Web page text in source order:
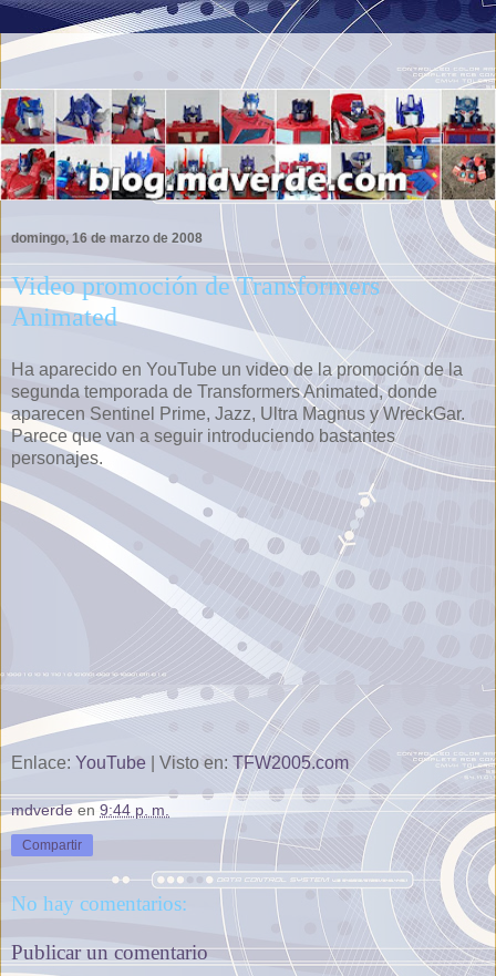
domingo, 16 de marzo de 2008
Video promoción de Transformers
Animated
Ha aparecido en YouTube un video de la promoción de la
segunda temporada de Transformers Animated, donde
aparecen Sentinel Prime, Jazz, Ultra Magnus y WreckGar.
Parece que van a seguir introduciendo bastantes
personajes.
Enlace: YouTube | Visto en: TFW2005.com
mdverde en 9:44 p. m.
Compartir
No hay comentarios:
Publicar un comentario